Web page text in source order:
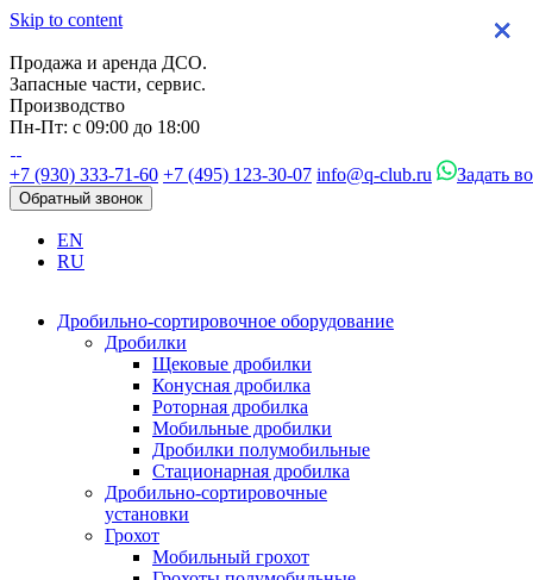
Skip to content
Продажа и аренда ДСО.
Запасные части, сервис.
Производство
Пн-Пт: с 09:00 до 18:00
+7 (930) 333-71-60 +7 (495) 123-30-07 info@q-club.ru Задать
Обратный звонок
EN
RU
Дробильно-сортировочное оборудование
Дробилки
Щековые дробилки
Конусная дробилка
Роторная дробилка
Мобильные дробилки
Дробилки полумобильные
Стационарная дробилка
Дробильно-сортировочные
установки
Грохот
Мобильный грохот
×
×
×
×